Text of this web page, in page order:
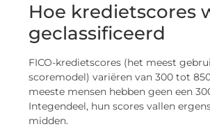
Hoe kredietscores
geclassificeerd
FICO-kredietscores (het meest
scoremodel) variëren van 300 tot
meeste mensen hebben geen een
Integendeel, hun scores vallen
midden.